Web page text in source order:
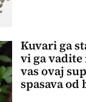
Kuvari ga
vi ga
vas ovaj
spasava od